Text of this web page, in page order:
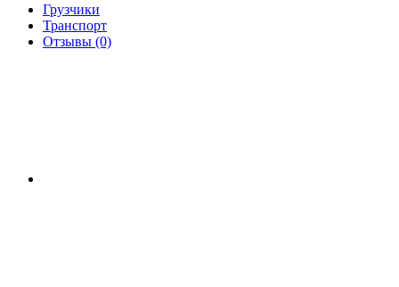
Грузчики
Транспорт
Отзывы (0)